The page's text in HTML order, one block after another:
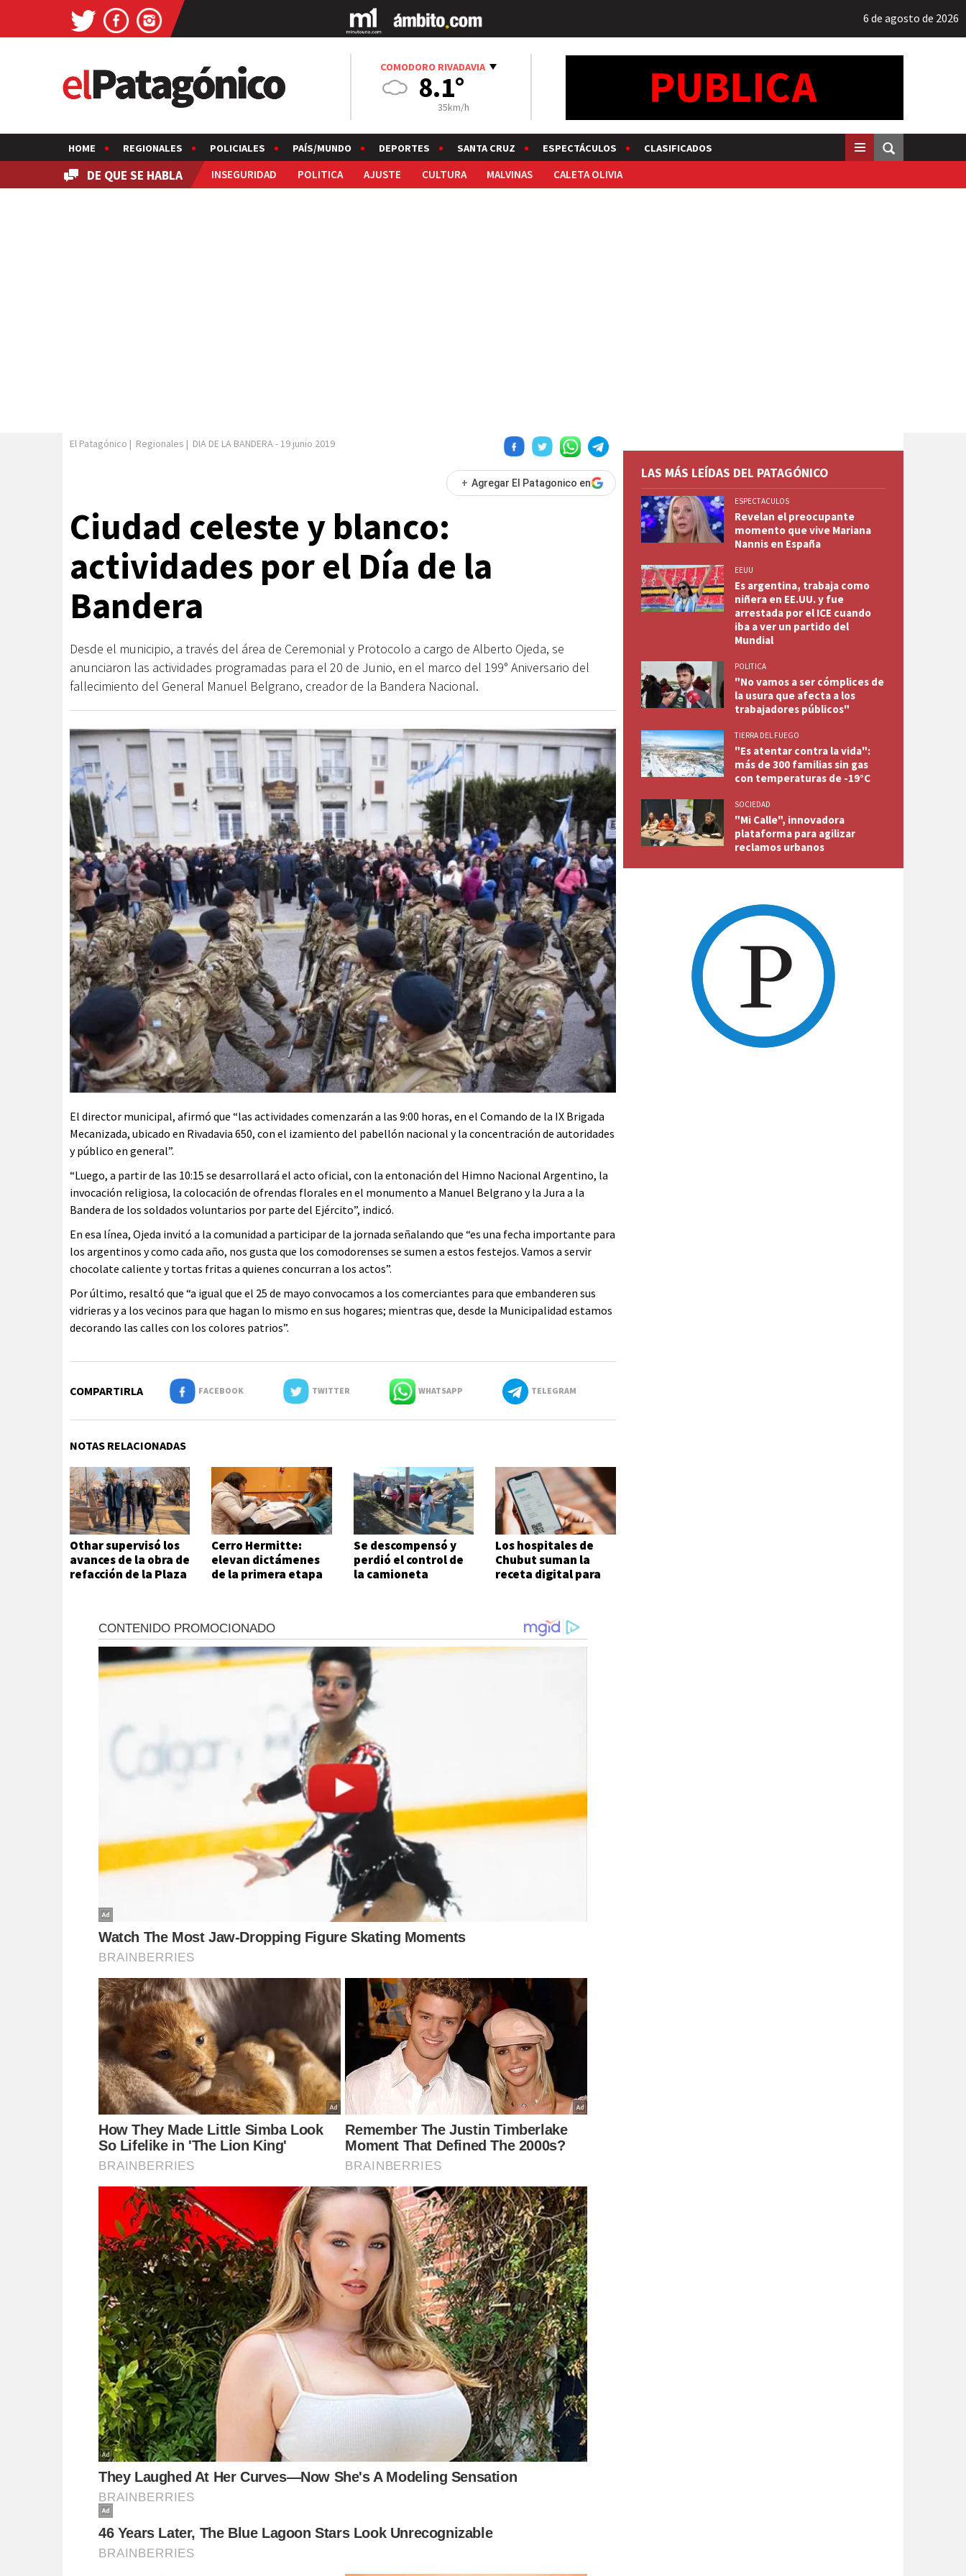
6 de agosto de 2026
COMODORO RIVADAVIA
8.1°
35km/h
HOME REGIONALES POLICIALES PAÍS/MUNDO DEPORTES SANTA CRUZ ESPECTÁCULOS CLASIFICADOS
DE QUE SE HABLA INSEGURIDAD POLITICA AJUSTE CULTURA MALVINAS CALETA OLIVIA
El Patagónico | Regionales | DIA DE LA BANDERA- 19 junio 2019
+ Agregar El Patagonico en
Ciudad celeste y blanco:
actividades por el Día de la
Bandera
Desde el municipio, a través del área de Ceremonial y Protocolo a cargo de Alberto Ojeda, se
anunciaron las actividades programadas para el 20 de Junio, en el marco del 199° Aniversario del
fallecimiento del General Manuel Belgrano, creador de la Bandera Nacional.
El director municipal, afirmó que “las actividades comenzarán a las 9:00 horas, en el Comando de la IX Brigada
Mecanizada, ubicado en Rivadavia 650, con el izamiento del pabellón nacional y la concentración de autoridades
y público en general”.
“Luego, a partir de las 10:15 se desarrollará el acto oficial, con la entonación del Himno Nacional Argentino, la
invocación religiosa, la colocación de ofrendas florales en el monumento a Manuel Belgrano y la Jura a la
Bandera de los soldados voluntarios por parte del Ejército”, indicó.
En esa línea, Ojeda invitó a la comunidad a participar de la jornada señalando que “es una fecha importante para
los argentinos y como cada año, nos gusta que los comodorenses se sumen a estos festejos. Vamos a servir
chocolate caliente y tortas fritas a quienes concurran a los actos”.
Por último, resaltó que “a igual que el 25 de mayo convocamos a los comerciantes para que embanderen sus
vidrieras y a los vecinos para que hagan lo mismo en sus hogares; mientras que, desde la Municipalidad estamos
decorando las calles con los colores patrios”.
COMPARTIRLA FACEBOOK TWITTER WHATSAPP TELEGRAM
NOTAS RELACIONADAS
Othar supervisó los
avances de la obra de
refacción de la Plaza
Cerro Hermitte:
elevan dictámenes
de la primera etapa
Se descompensó y
perdió el control de
la camioneta
Los hospitales de
Chubut suman la
receta digital para
LAS MÁS LEÍDAS DEL PATAGÓNICO
ESPECTACULOS
Revelan el preocupante
momento que vive Mariana
Nannis en España
EEUU
Es argentina, trabaja como
niñera en EE.UU. y fue
arrestada por el ICE cuando
iba a ver un partido del
Mundial
POLITICA
"No vamos a ser cómplices de
la usura que afecta a los
trabajadores públicos"
TIERRA DEL FUEGO
"Es atentar contra la vida":
más de 300 familias sin gas
con temperaturas de -19°C
SOCIEDAD
"Mi Calle", innovadora
plataforma para agilizar
reclamos urbanos